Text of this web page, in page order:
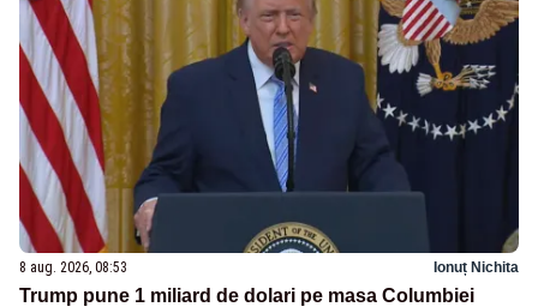
8 aug. 2026, 08:53 Ionuț Nichita
Trump pune 1 miliard de dolari pe masa Columbiei